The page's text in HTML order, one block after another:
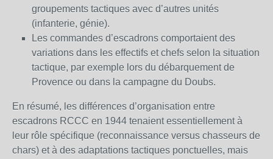
groupements tactiques avec d’autres unités
(infanterie, génie).
Les commandes d’escadrons comportaient des
variations dans les effectifs et chefs selon la situation
tactique, par exemple lors du débarquement de
Provence ou dans la campagne du Doubs.
En résumé, les différences d’organisation entre
escadrons RCCC en 1944 tenaient essentiellement à
leur rôle spécifique (reconnaissance versus chasseurs de
chars) et à des adaptations tactiques ponctuelles, mais